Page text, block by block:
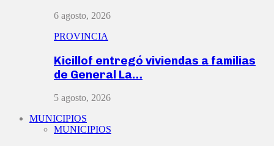
6 agosto, 2026
PROVINCIA
Kicillof entregó viviendas a familias
de General La…
5 agosto, 2026
MUNICIPIOS
MUNICIPIOS